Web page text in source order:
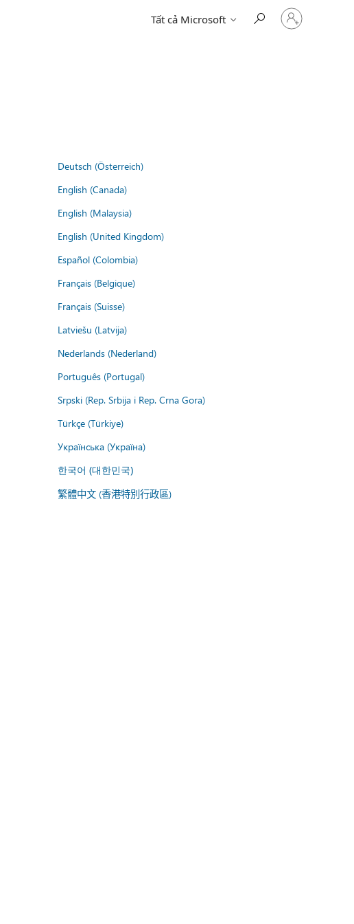
Tất cả Microsoft
Đăng
nhập
Deutsch (Österreich)
English (Canada)
English (Malaysia)
English (United Kingdom)
Español (Colombia)
Français (Belgique)
Français (Suisse)
Latviešu (Latvija)
Nederlands (Nederland)
Português (Portugal)
Srpski (Rep. Srbija i Rep. Crna Gora)
Türkçe (Türkiye)
Українська (Україна)
한국어 (대한민국)
繁體中文 (香港特別行政區)